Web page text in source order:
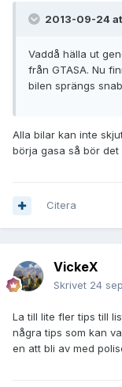
2013-09-24
Vaddå hälla ut
från GTASA. Nu
bilen sprängs
Alla bilar kan inte
börja gasa så bör det
Citera
VickeX
Skrivet 24
La till lite fler tips till
några tips som kan
en att bli av med